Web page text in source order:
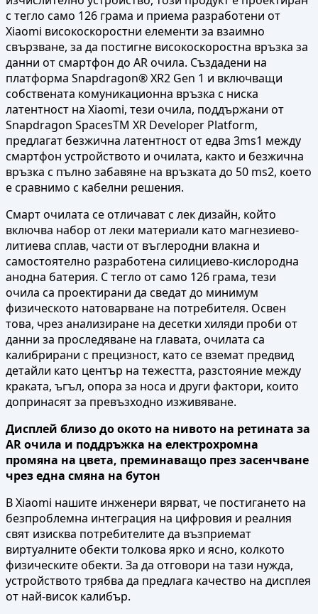
с тегло само 126 грама и приема разработени от
Xiaomi високоскоростни елементи за взаимно
свързване, за да постигне високоскоростна връзка за
данни от смартфон до AR очила. Създадени на
платформа Snapdragon® XR2 Gen 1 и включващи
собствената комуникационна връзка с ниска
латентност на Xiaomi, тези очила, поддържани от
Snapdragon SpacesTM XR Developer Platform,
предлагат безжична латентност от едва 3ms1 между
смартфон устройството и очилата, както и безжична
връзка с пълно забавяне на връзката до 50 ms2, което
е сравнимо с кабелни решения.
Смарт очилата се отличават с лек дизайн, който
включва набор от леки материали като магнезиево-
литиева сплав, части от въглеродни влакна и
самостоятелно разработена силициево-кислородна
анодна батерия. С тегло от само 126 грама, тези
очила са проектирани да сведат до минимум
физическото натоварване на потребителя. Освен
това, чрез анализиране на десетки хиляди проби от
данни за проследяване на главата, очилата са
калибрирани с прецизност, като се вземат предвид
детайли като център на тежестта, разстояние между
краката, ъгъл, опора за носа и други фактори, които
допринасят за превъзходно изживяване.
Дисплей близо до окото на нивото на ретината за
AR очила и поддръжка на електрохромна
промяна на цвета, преминаващо през засенчване
чрез една смяна на бутон
В Xiaomi нашите инженери вярват, че постигането на
безпроблемна интеграция на цифровия и реалния
свят изисква потребителите да възприемат
виртуалните обекти толкова ярко и ясно, колкото
физическите обекти. За да отговори на тази нужда,
устройството трябва да предлага качество на дисплея
от най-висок калибър.